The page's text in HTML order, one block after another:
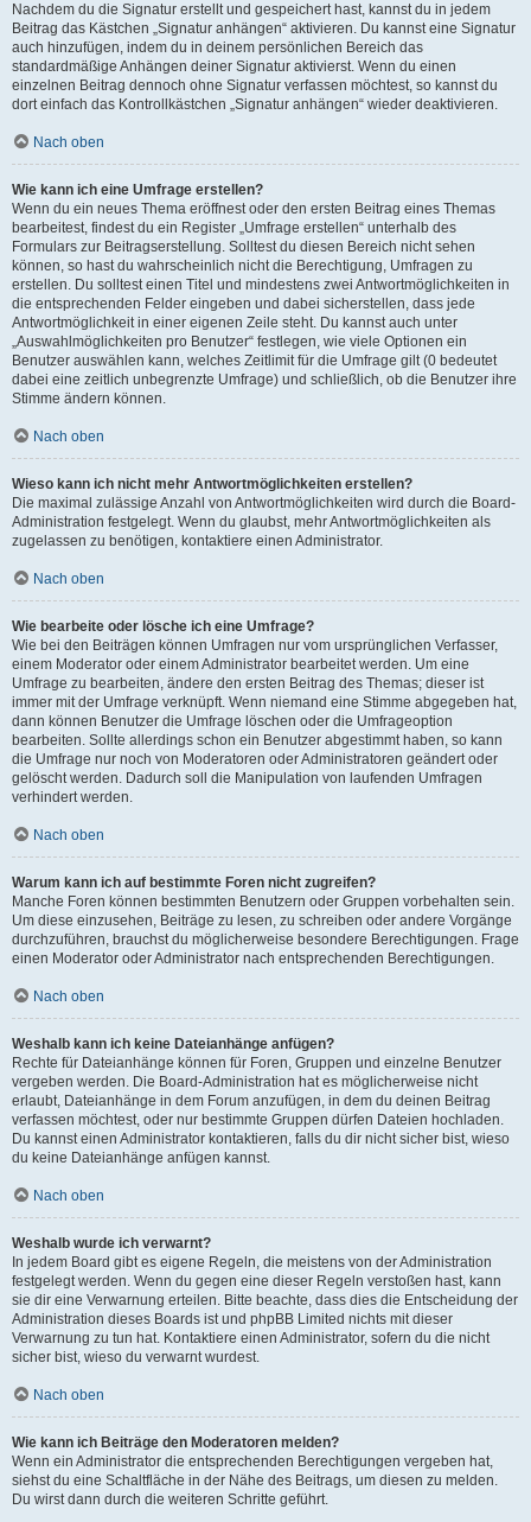
Nachdem du die Signatur erstellt und gespeichert hast, kannst du in jedem
Beitrag das Kästchen „Signatur anhängen“ aktivieren. Du kannst eine Signatur
auch hinzufügen, indem du in deinem persönlichen Bereich das
standardmäßige Anhängen deiner Signatur aktivierst. Wenn du einen
einzelnen Beitrag dennoch ohne Signatur verfassen möchtest, so kannst du
dort einfach das Kontrollkästchen „Signatur anhängen“ wieder deaktivieren.
Nach oben
Wie kann ich eine Umfrage erstellen?
Wenn du ein neues Thema eröffnest oder den ersten Beitrag eines Themas
bearbeitest, findest du ein Register „Umfrage erstellen“ unterhalb des
Formulars zur Beitragserstellung. Solltest du diesen Bereich nicht sehen
können, so hast du wahrscheinlich nicht die Berechtigung, Umfragen zu
erstellen. Du solltest einen Titel und mindestens zwei Antwortmöglichkeiten in
die entsprechenden Felder eingeben und dabei sicherstellen, dass jede
Antwortmöglichkeit in einer eigenen Zeile steht. Du kannst auch unter
„Auswahlmöglichkeiten pro Benutzer“ festlegen, wie viele Optionen ein
Benutzer auswählen kann, welches Zeitlimit für die Umfrage gilt (0 bedeutet
dabei eine zeitlich unbegrenzte Umfrage) und schließlich, ob die Benutzer ihre
Stimme ändern können.
Nach oben
Wieso kann ich nicht mehr Antwortmöglichkeiten erstellen?
Die maximal zulässige Anzahl von Antwortmöglichkeiten wird durch die Board-
Administration festgelegt. Wenn du glaubst, mehr Antwortmöglichkeiten als
zugelassen zu benötigen, kontaktiere einen Administrator.
Nach oben
Wie bearbeite oder lösche ich eine Umfrage?
Wie bei den Beiträgen können Umfragen nur vom ursprünglichen Verfasser,
einem Moderator oder einem Administrator bearbeitet werden. Um eine
Umfrage zu bearbeiten, ändere den ersten Beitrag des Themas; dieser ist
immer mit der Umfrage verknüpft. Wenn niemand eine Stimme abgegeben hat,
dann können Benutzer die Umfrage löschen oder die Umfrageoption
bearbeiten. Sollte allerdings schon ein Benutzer abgestimmt haben, so kann
die Umfrage nur noch von Moderatoren oder Administratoren geändert oder
gelöscht werden. Dadurch soll die Manipulation von laufenden Umfragen
verhindert werden.
Nach oben
Warum kann ich auf bestimmte Foren nicht zugreifen?
Manche Foren können bestimmten Benutzern oder Gruppen vorbehalten sein.
Um diese einzusehen, Beiträge zu lesen, zu schreiben oder andere Vorgänge
durchzuführen, brauchst du möglicherweise besondere Berechtigungen. Frage
einen Moderator oder Administrator nach entsprechenden Berechtigungen.
Nach oben
Weshalb kann ich keine Dateianhänge anfügen?
Rechte für Dateianhänge können für Foren, Gruppen und einzelne Benutzer
vergeben werden. Die Board-Administration hat es möglicherweise nicht
erlaubt, Dateianhänge in dem Forum anzufügen, in dem du deinen Beitrag
verfassen möchtest, oder nur bestimmte Gruppen dürfen Dateien hochladen.
Du kannst einen Administrator kontaktieren, falls du dir nicht sicher bist, wieso
du keine Dateianhänge anfügen kannst.
Nach oben
Weshalb wurde ich verwarnt?
In jedem Board gibt es eigene Regeln, die meistens von der Administration
festgelegt werden. Wenn du gegen eine dieser Regeln verstoßen hast, kann
sie dir eine Verwarnung erteilen. Bitte beachte, dass dies die Entscheidung der
Administration dieses Boards ist und phpBB Limited nichts mit dieser
Verwarnung zu tun hat. Kontaktiere einen Administrator, sofern du die nicht
sicher bist, wieso du verwarnt wurdest.
Nach oben
Wie kann ich Beiträge den Moderatoren melden?
Wenn ein Administrator die entsprechenden Berechtigungen vergeben hat,
siehst du eine Schaltfläche in der Nähe des Beitrags, um diesen zu melden.
Du wirst dann durch die weiteren Schritte geführt.